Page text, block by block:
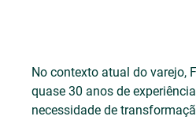
No contexto atual do varejo,
quase 30 anos de
necessidade de